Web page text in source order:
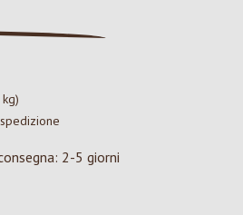
2-5 giorni